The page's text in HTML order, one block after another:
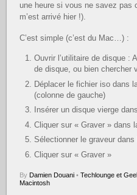
une heure si vous ne savez pas
m’est arrivé hier !).
C’est simple (c’est du Mac…) :
Ouvrir l’utilitaire de disque :
de disque, ou bien chercher
Déplacer le fichier iso dans
(colonne de gauche)
Insérer un disque vierge
Cliquer sur « Graver » dans
Sélectionner le graveur
Cliquer sur « Graver »
By Damien Douani • Techlounge et
Macintosh